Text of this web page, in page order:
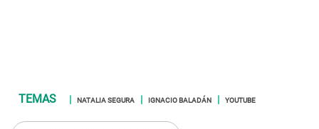
NATALIA SEGURA IGNACIO BALADÁN YOUTUBE